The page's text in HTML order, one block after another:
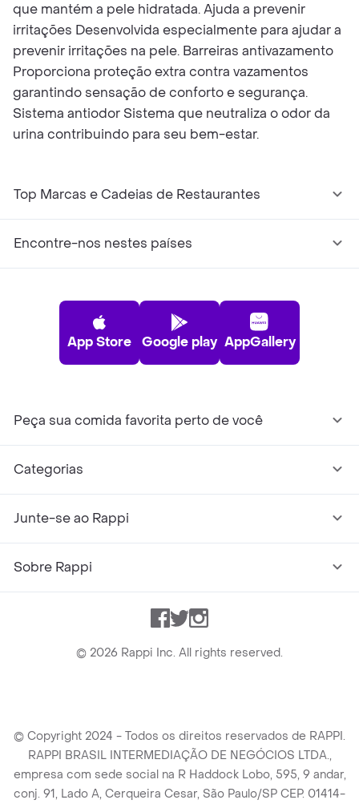
que mantém a pele hidratada. Ajuda a prevenir
irritações Desenvolvida especialmente para ajudar a
prevenir irritações na pele. Barreiras antivazamento
Proporciona proteção extra contra vazamentos
garantindo sensação de conforto e segurança.
Sistema antiodor Sistema que neutraliza o odor da
urina contribuindo para seu bem-estar.
Top Marcas e Cadeias de Restaurantes
Encontre-nos nestes países
App Store Google play AppGallery
Peça sua comida favorita perto de você
Categorias
Junte-se ao Rappi
Sobre Rappi
Facebook
TwitterInstagram
© 2026 Rappi Inc. All rights reserved.
© Copyright 2024 - Todos os direitos reservados de RAPPI.
RAPPI BRASIL INTERMEDIAÇÃO DE NEGÓCIOS LTDA.,
empresa com sede social na R Haddock Lobo, 595, 9 andar,
conj. 91, Lado A, Cerqueira Cesar, São Paulo/SP CEP. 01414-